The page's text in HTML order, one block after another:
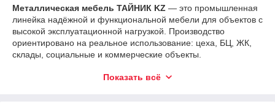
Металлическая мебель ТАЙНИК KZ — это промышленная
линейка надёжной и функциональной мебели для объектов с
высокой эксплуатационной нагрузкой. Производство
ориентировано на реальное использование: цеха, БЦ, ЖК,
склады, социальные и коммерческие объекты.
Показать всё